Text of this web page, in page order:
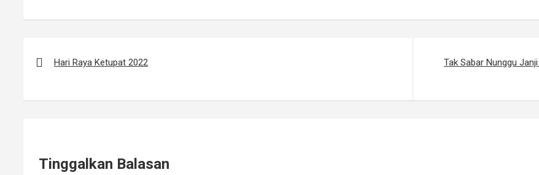
pos
Hari Raya Ketupat 2022
Tak Sabar Nunggu
Tinggalkan Balasan